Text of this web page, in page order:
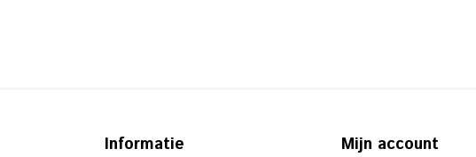
Informatie Mijn account